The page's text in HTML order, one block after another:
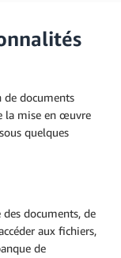
de documents
la mise en œuvre
quelques
documents, de
aux fichiers,
de